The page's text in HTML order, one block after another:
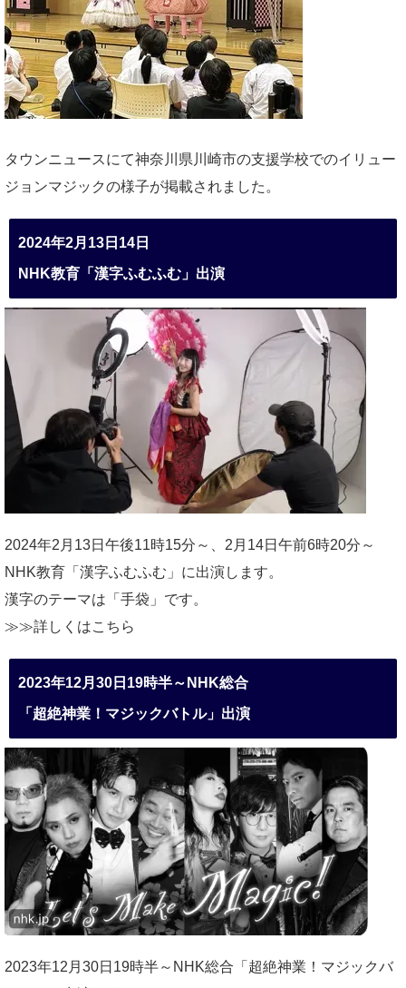
タウンニュースにて神奈川県川崎市の支援学校でのイリュー
ジョンマジックの様子が掲載されました。
2024年2月13日14日
NHK教育「漢字ふむふむ」出演
2024年2月13日午後11時15分～、2月14日午前6時20分～
NHK教育「漢字ふむふむ」に出演します。
漢字のテーマは「手袋」です。
≫≫詳しくはこちら
2023年12月30日19時半～NHK総合
「超絶神業！マジックバトル」出演
2023年12月30日19時半～NHK総合「超絶神業！マジックバ